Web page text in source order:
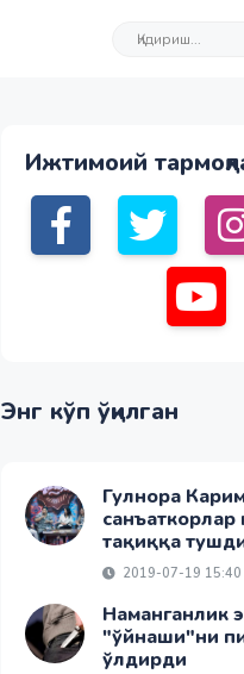
Ижтимоий
Энг кўп ўқилган
Гулнора
санъаткорлар
тақиққа
2019-07-19 15:40
Наманганлик
"ўйнаши"ни
ўлдирди